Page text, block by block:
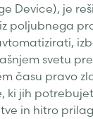
Device), je
poljubnega
svetu
času pravo
ki jih
in hitro